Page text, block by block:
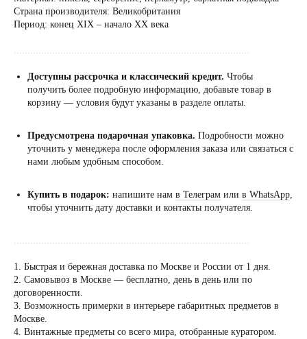
Страна производителя: Великобритания
Период: конец XIX – начало XX века
......................................................................................
Доступны рассрочка и классический кредит. Чтобы
получить более подробную информацию, добавьте товар в
корзину — условия будут указаны в разделе оплаты.
Предусмотрена подарочная упаковка. Подробности можно
уточнить у менеджера после оформления заказа или связаться с
нами любым удобным способом.
Купить в подарок: напишите нам в Телеграм или в WhatsApp,
чтобы уточнить дату доставки и контакты получателя.
......................................................................................
1. Быстрая и бережная доставка по Москве и России от 1 дня.
2. Самовывоз в Москве — бесплатно, день в день или по
договоренности.
3. Возможность примерки в интерьере габаритных предметов в
Москве.
4. Винтажные предметы со всего мира, отобранные куратором.
по предварительной